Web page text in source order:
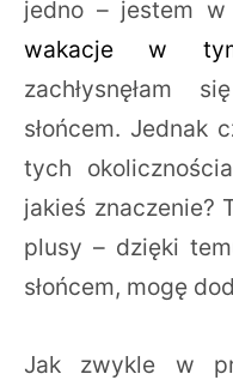
jedno – jestem w
wakacje w
zachłysnęłam
słońcem. Jednak
tych
jakieś znaczenie?
plusy – dzięki
słońcem, mogę
Jak zwykle w